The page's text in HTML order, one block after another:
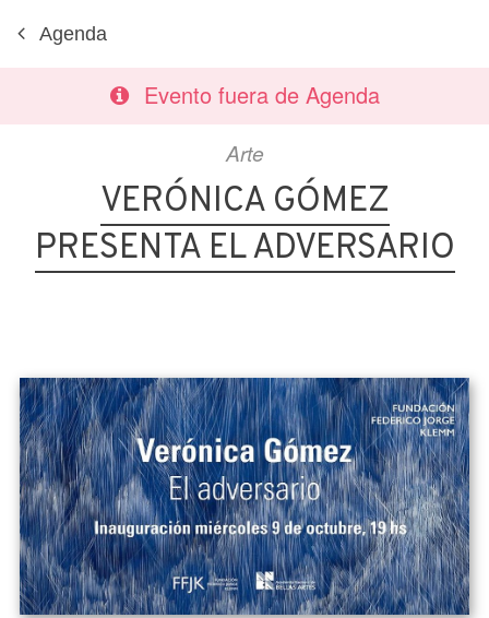
Agenda
Evento fuera de Agenda
Arte
VERÓNICA GÓMEZ
PRESENTA EL ADVERSARIO